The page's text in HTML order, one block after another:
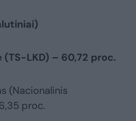
LKD) – 60,72 proc.
(Nacionalinis
proc.